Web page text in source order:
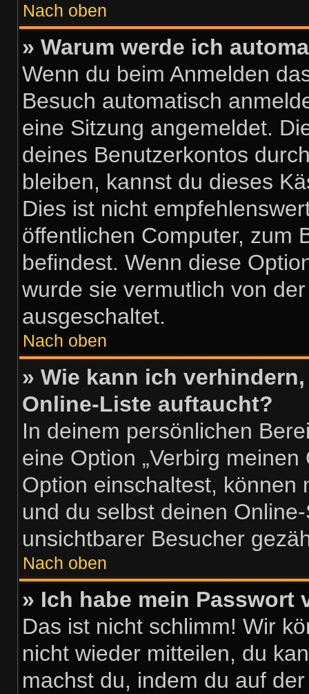
Nach oben
» Warum werde ich
Wenn du beim Anmelden
Besuch automatisch
eine Sitzung angemeldet.
deines Benutzerkontos
bleiben, kannst du dieses
Dies ist nicht
öffentlichen Computer, zum
befindest. Wenn diese
wurde sie vermutlich von
ausgeschaltet.
Nach oben
» Wie kann ich
Online-Liste auftaucht?
In deinem persönlichen
eine Option „Verbirg
Option einschaltest, können
und du selbst deinen
unsichtbarer Besucher
Nach oben
» Ich habe mein Passwort
Das ist nicht schlimm! Wir
nicht wieder mitteilen, du
machst du, indem du auf